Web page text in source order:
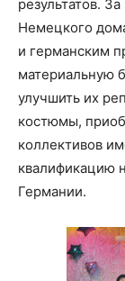
результатов.
Немецкого
и германским
материальную
улучшить их
костюмы,
коллективов
квалификацию
Германии.